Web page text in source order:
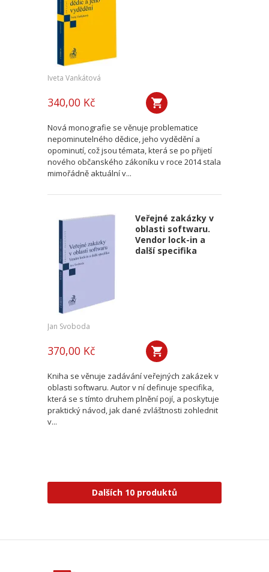
Iveta Vankátová
340,00 Kč
Nová monografie se věnuje problematice
nepominutelného dědice, jeho vydědění a
opominutí, což jsou témata, která se po přijetí
nového občanského zákoníku v roce 2014 stala
mimořádně aktuální v...
Veřejné zakázky v
oblasti softwaru.
Vendor lock-in a
další specifika
Jan Svoboda
370,00 Kč
Kniha se věnuje zadávání veřejných zakázek v
oblasti softwaru. Autor v ní definuje specifika,
která se s tímto druhem plnění pojí, a poskytuje
praktický návod, jak dané zvláštnosti zohlednit
v...
Dalších 10 produktů